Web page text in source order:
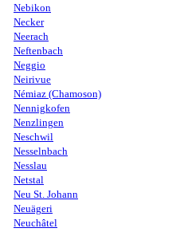
Nebikon
Necker
Neerach
Neftenbach
Neggio
Neirivue
Némiaz (Chamoson)
Nennigkofen
Nenzlingen
Neschwil
Nesselnbach
Nesslau
Netstal
Neu St. Johann
Neuägeri
Neuchâtel